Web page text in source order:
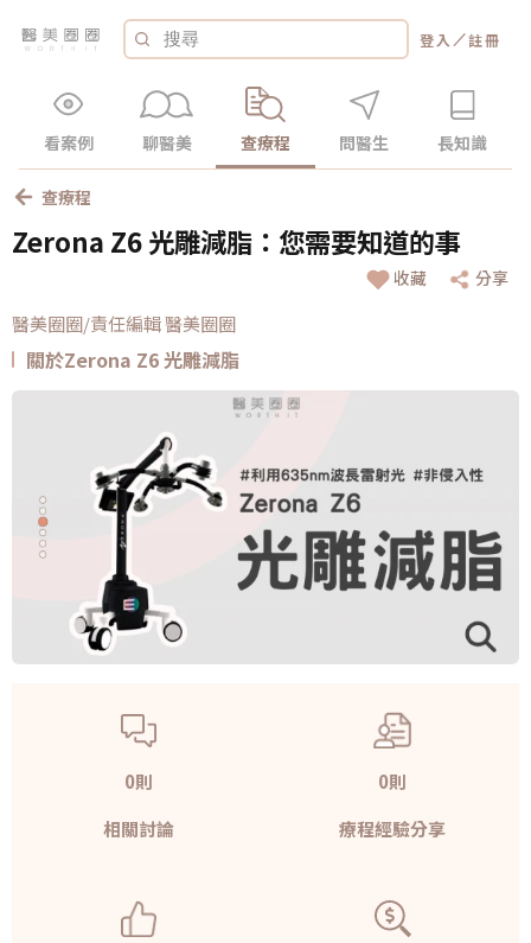
登入 ／註冊
看案例 聊醫美 查療程 問醫生 長知識
查療程
Zerona Z6 光雕減脂：您需要知道的事
收藏 分享
醫美圈圈/責任編輯 醫美圈圈
關於Zerona Z6 光雕減脂
0則
相關討論
0則
療程經驗分享